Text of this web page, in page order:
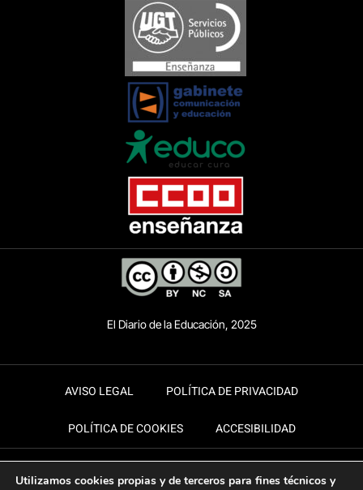
El Diario de la Educación, 2025
AVISO LEGAL POLÍTICA DE PRIVACIDAD
POLÍTICA DE COOKIES ACCESIBILIDAD
Utilizamos cookies propias y de terceros para fines técnicos y